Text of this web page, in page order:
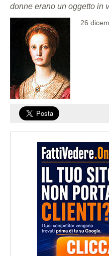
donne erano un oggetto in
26